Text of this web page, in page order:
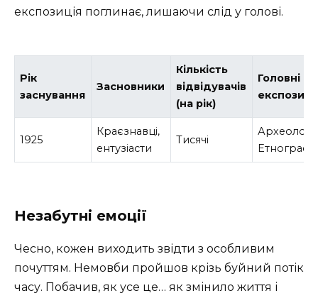
експозиція поглинає, лишаючи слід у голові.
Рік
заснування
Засновники
Кількість
відвідувачів
(на рік)
Головні
1925
Краєзнавці,
ентузіасти
Тисячі
Етнографія
Незабутні емоції
Чесно, кожен виходить звідти з особливим
почуттям. Немовби пройшов крізь буйний потік
часу. Побачив, як усе це… як змінило життя і